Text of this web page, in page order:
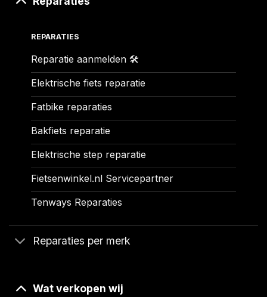
REPARATIES
Reparatie aanmelden 🛠️
Elektrische fiets reparatie
Fatbike reparaties
Bakfiets reparatie
Elektrische step reparatie
Fietsenwinkel.nl Servicepartner
Tenways Reparaties
Reparaties per merk
Wat verkopen wij